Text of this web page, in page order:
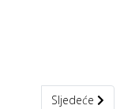
Sljedeći
Sljedeće